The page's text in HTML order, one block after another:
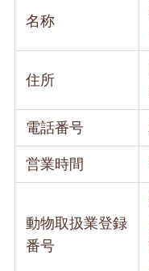
名称
住所
電話番号
営業時間
動物取扱業登録
番号